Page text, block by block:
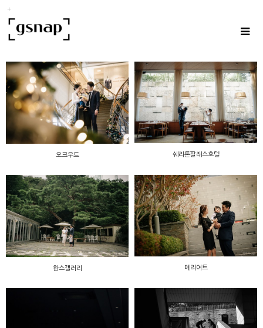
오크우드 쉐라톤팔래스호텔
한스갤러리 메리어트